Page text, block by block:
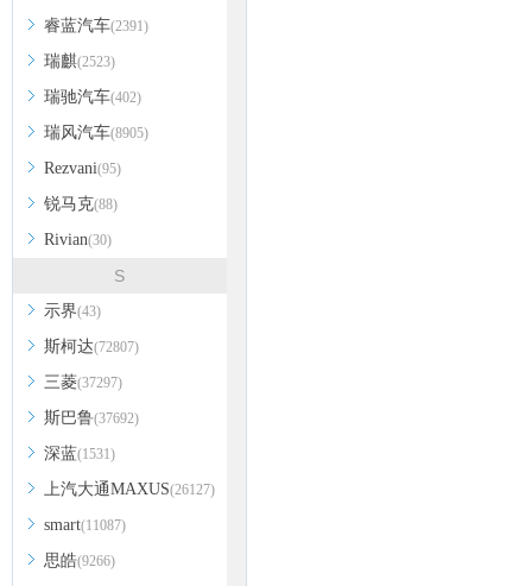
睿蓝汽车(2391)
瑞麒(2523)
瑞驰汽车(402)
瑞风汽车(8905)
Rezvani(95)
锐马克(88)
Rivian(30)
S
示界(43)
斯柯达(72807)
三菱(37297)
斯巴鲁(37692)
深蓝(1531)
上汽大通MAXUS(26127)
smart(11087)
思皓(9266)